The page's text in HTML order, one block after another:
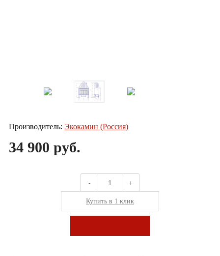
Производитель: Экокамин (Россия)
34 900 руб.
- +
Купить в 1 клик